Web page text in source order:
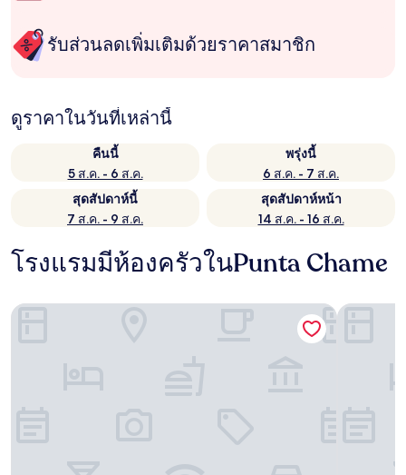
รับส่วนลดเพิ่มเติมด้วยราคาสมาชิก
ดูราคาในวันที่เหล่านี้
คืนนี้
5 ส.ค. - 6 ส.ค.
พรุ่งนี้
6 ส.ค. - 7 ส.ค.
สุดสัปดาห์นี้
7 ส.ค. - 9 ส.ค.
สุดสัปดาห์หน้า
14 ส.ค. - 16 ส.ค.
โรงแรมมีห้องครัวในPunta Chame
เรฟูจิโอ เฟรนเต อัล มาร์ วิสตา เวนาโอ วิลลา คา